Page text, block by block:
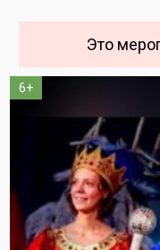
Это
6+